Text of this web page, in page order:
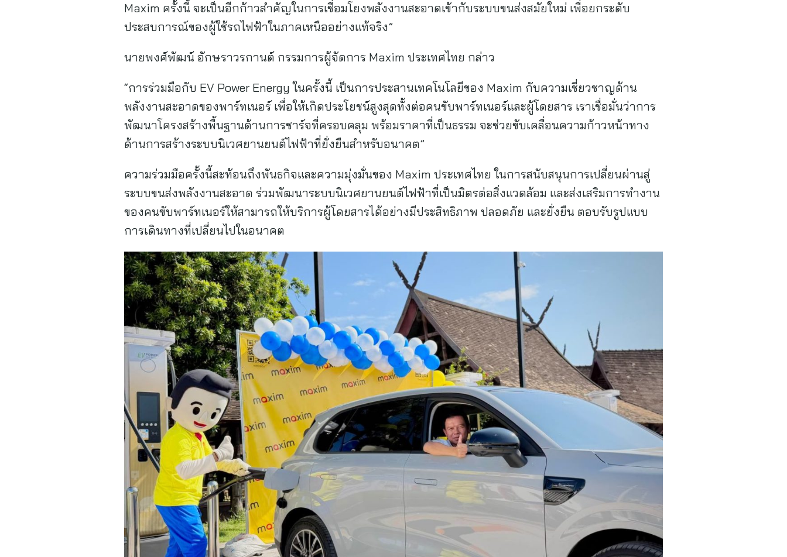
Maxim ครั้งนี้ จะเป็นอีกก้าวสำคัญในการเชื่อมโยงพลังงานสะอาดเข้ากับระบบขนส่งสมัยใหม่ เพื่อยกระดับ
ประสบการณ์ของผู้ใช้รถไฟฟ้าในภาคเหนืออย่างแท้จริง”
นายพงศ์พัฒน์ อักษราวรกานต์ กรรมการผู้จัดการ Maxim ประเทศไทย กล่าว
“การร่วมมือกับ EV Power Energy ในครั้งนี้ เป็นการประสานเทคโนโลยีของ Maxim กับความเชี่ยวชาญด้าน
พลังงานสะอาดของพาร์ทเนอร์ เพื่อให้เกิดประโยชน์สูงสุดทั้งต่อคนขับพาร์ทเนอร์และผู้โดยสาร เราเชื่อมั่นว่าการ
พัฒนาโครงสร้างพื้นฐานด้านการชาร์จที่ครอบคลุม พร้อมราคาที่เป็นธรรม จะช่วยขับเคลื่อนความก้าวหน้าทาง
ด้านการสร้างระบบนิเวศยานยนต์ไฟฟ้าที่ยั่งยืนสำหรับอนาคต”
ความร่วมมือครั้งนี้สะท้อนถึงพันธกิจและความมุ่งมั่นของ Maxim ประเทศไทย ในการสนับสนุนการเปลี่ยนผ่านสู่
ระบบขนส่งพลังงานสะอาด ร่วมพัฒนาระบบนิเวศยานยนต์ไฟฟ้าที่เป็นมิตรต่อสิ่งแวดล้อม และส่งเสริมการทำงาน
ของคนขับพาร์ทเนอร์ให้สามารถให้บริการผู้โดยสารได้อย่างมีประสิทธิภาพ ปลอดภัย และยั่งยืน ตอบรับรูปแบบ
การเดินทางที่เปลี่ยนไปในอนาคต